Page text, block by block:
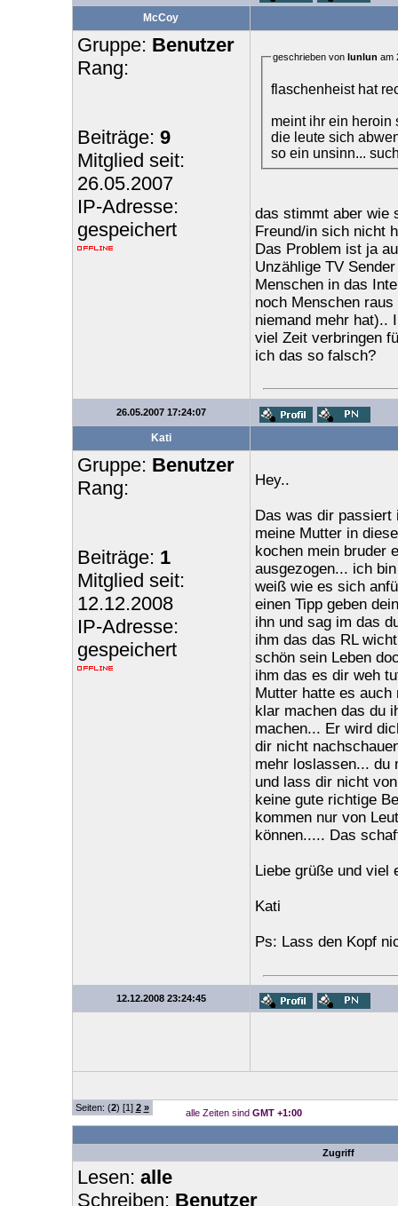
McCoy
Gruppe: Benutzer
Rang:
Beiträge: 9
Mitglied seit:
26.05.2007
IP-Adresse:
gespeichert
geschrieben von lunlun am
flaschenheist hat
meint ihr ein heroin
die leute sich
so ein unsinn...
das stimmt aber wie
Freund/in sich nicht
Das Problem ist ja
Unzählige TV
Menschen in das
noch Menschen
niemand mehr hat)..
viel Zeit verbringen
ich das so falsch?
26.05.2007 17:24:07
Kati
Gruppe: Benutzer
Rang:
Beiträge: 1
Mitglied seit:
12.12.2008
IP-Adresse:
gespeichert
Hey..
Das was dir
meine Mutter in
kochen mein bruder
ausgezogen... ich
weiß wie es sich
einen Tipp geben
ihn und sag im das
ihm das das RL
schön sein Leben
ihm das es dir weh
Mutter hatte es
klar machen das du
machen... Er wird
dir nicht
mehr loslassen... du
und lass dir nicht
keine gute richtige
kommen nur von
können..... Das
Liebe grüße und viel
Kati
Ps: Lass den Kopf
12.12.2008 23:24:45
Seiten: (2) [1] 2 » alle Zeiten sind GMT +1:00
Zugriff
Lesen: alle
Schreiben: Benutzer